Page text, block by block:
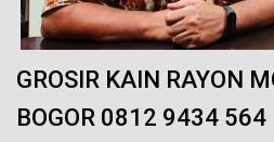
GROSIR KAIN RAYON
BOGOR 0812 9434 564